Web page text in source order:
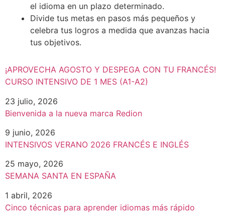
el idioma en un plazo determinado.
Divide tus metas en pasos más pequeños y
celebra tus logros a medida que avanzas hacia
tus objetivos.
¡APROVECHA AGOSTO Y DESPEGA CON TU FRANCÉS!
CURSO INTENSIVO DE 1 MES (A1-A2)
23 julio, 2026
Bienvenida a la nueva marca Redion
9 junio, 2026
INTENSIVOS VERANO 2026 FRANCÉS E INGLÉS
25 mayo, 2026
SEMANA SANTA EN ESPAÑA
1 abril, 2026
Cinco técnicas para aprender idiomas más rápido